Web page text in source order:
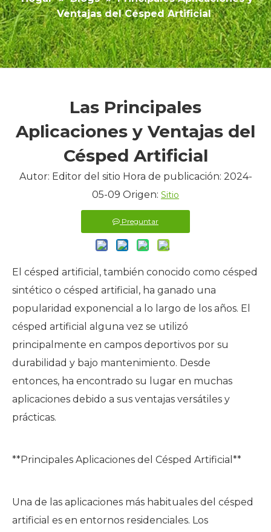
Ventajas del Césped Artificial
Las Principales
Aplicaciones y Ventajas del
Césped Artificial
Autor: Editor del sitio Hora de publicación: 2024-
05-09 Origen: Sitio
Preguntar
El césped artificial, también conocido como césped
sintético o césped artificial, ha ganado una
popularidad exponencial a lo largo de los años. El
césped artificial alguna vez se utilizó
principalmente en campos deportivos por su
durabilidad y bajo mantenimiento. Desde
entonces, ha encontrado su lugar en muchas
aplicaciones debido a sus ventajas versátiles y
prácticas.
**Principales Aplicaciones del Césped Artificial**
Una de las aplicaciones más habituales del césped
artificial es en entornos residenciales. Los